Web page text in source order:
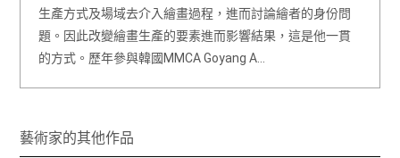
生產方式及場域去介入繪畫過程，進而討論繪者的身份問
題。因此改變繪畫生產的要素進而影響結果，這是他一貫
的方式。歷年參與韓國MMCA Goyang A…
藝術家的其他作品